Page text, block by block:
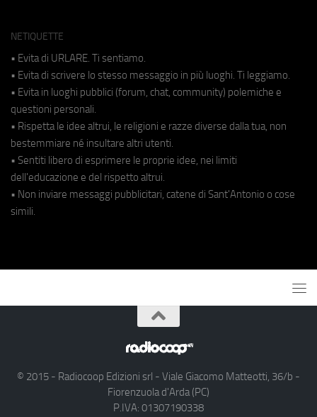
NETIQUETTE
• Evita di URLARE. Ti sentiamo.
• Evita di scrivere lo stesso messaggio in più luoghi. Ti leggiamo.
• Evita in luoghi pubblici (forum, chat, community) polemiche e
questioni personali.
• Rispetta le idee altrui, le religioni e razze diverse dalla tua, non
bestemmiare né insultare altri utenti.
• Sentiti libero di esprimere le proprie idee, nei limiti
dell'educazione e del rispetto altrui.
• Non inviare messaggi pubblicitari, catene di Sant'Antonio o cose
simili.
© 2015 - Radiocoop Edizioni srl - Viale Giacomo Matteotti, 36/b -
Fiorenzuola d'Arda (PC)
P.IVA: 01307190338